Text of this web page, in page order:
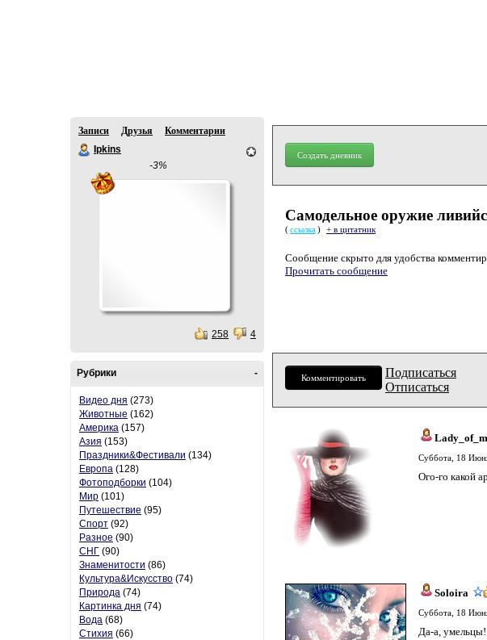
Записи Друзья
Комментарии
Ipkins
-3%
258 4
-
Рубрики
Видео дня (273)
Животные (162)
Америка (157)
Азия (153)
Праздники&Фестивали (134)
Европа (128)
Фотоподборки (104)
Мир (101)
Путешествие (95)
Спорт (92)
Разное (90)
СНГ (90)
Знаменитости (86)
Культура&Искусство (74)
Природа (74)
Картинка дня (74)
Вода (68)
Стихия (66)
Создать дневник
Самодельное оружие
(ссылка) + в цитатник
Cообщение скрыто для удобства
Прочитать сообщение
Комментировать
Подписаться
Отписаться
Суббота, 18
Ого-го какой
Soloira
Суббота, 18
Да-а, умельцы!